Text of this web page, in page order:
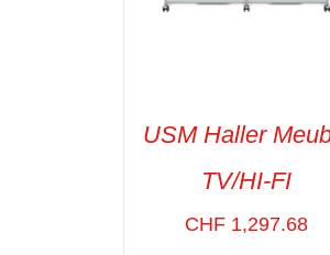
VOIR LES
DÉTAILS
USM Haller
TV/HI-FI
CHF 1,297.68